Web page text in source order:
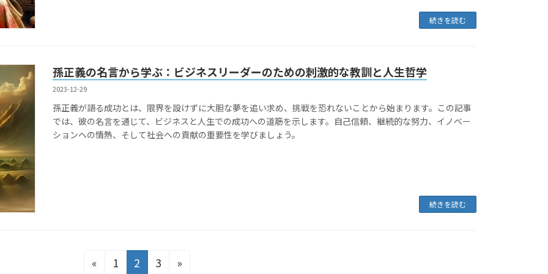
続きを読む
孫正義の名言から学ぶ：ビジネスリーダーのための刺激的な教訓と人生哲学
2023-12-29
孫正義が語る成功とは、限界を設けずに大胆な夢を追い求め、挑戦を恐れないことから始まります。この記事
では、彼の名言を通じて、ビジネスと人生での成功への道筋を示します。自己信頼、継続的な努力、イノベー
ションへの情熱、そして社会への貢献の重要性を学びましょう。
続きを読む
«
固
1
固
2
固
3 »